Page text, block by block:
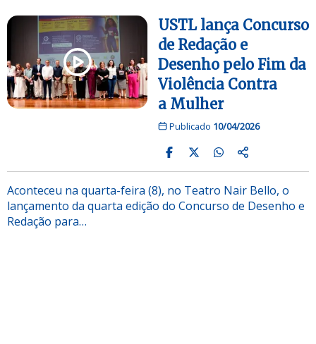
USTL lança Concurso
de Redação e
Desenho pelo Fim da
Violência Contra
a Mulher
Publicado 10/04/2026
Aconteceu na quarta-feira (8), no Teatro Nair Bello, o
lançamento da quarta edição do Concurso de Desenho e
Redação para…